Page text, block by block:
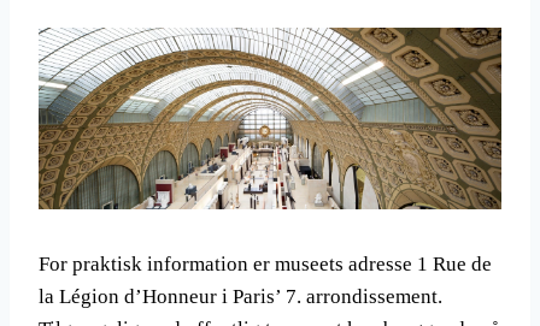
For praktisk information er museets adresse 1 Rue de
la Légion d’Honneur i Paris’ 7. arrondissement.